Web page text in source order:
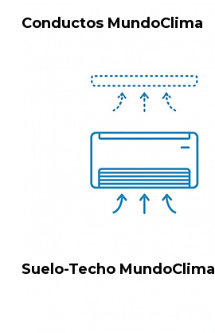
Conductos MundoClima
Suelo-Techo MundoClima